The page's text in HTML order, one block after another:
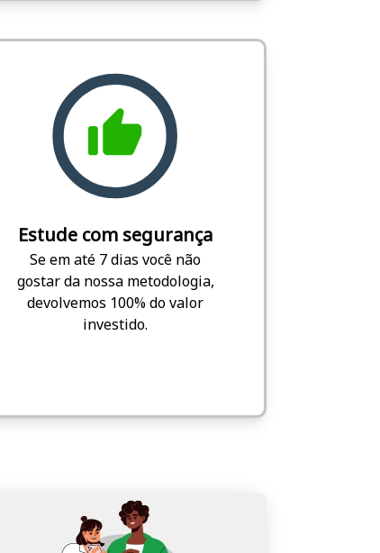
Estude com segurança
Se em até 7 dias você não
gostar da nossa metodologia,
devolvemos 100% do valor
investido.